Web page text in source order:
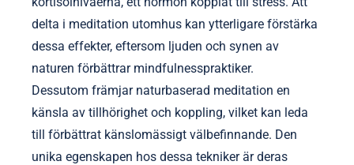
delta i meditation utomhus kan ytterligare förstärka
dessa effekter, eftersom ljuden och synen av
naturen förbättrar mindfulnesspraktiker.
Dessutom främjar naturbaserad meditation en
känsla av tillhörighet och koppling, vilket kan leda
till förbättrat känslomässigt välbefinnande. Den
unika egenskapen hos dessa tekniker är deras